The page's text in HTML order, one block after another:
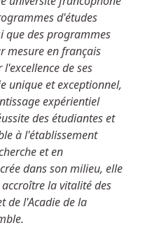
d'études
que des programmes
mesure en français
de ses
unique et exceptionnel,
expérientiel
des étudiantes et
à l'établissement
et en
dans son milieu, elle
la vitalité des
de l'Acadie de la